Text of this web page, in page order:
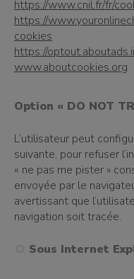
https://www.cnil.fr/fr/
https://
cookies
https://
www.aboutcookies.org
Option « DO NOT
L’utilisateur peut
suivante, pour refuser
« ne pas me pister »
envoyée par le
avertissant que
navigation soit tracée.
Sous Internet